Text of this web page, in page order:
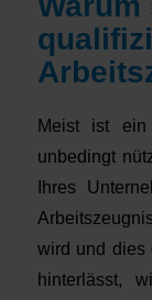
Meist ist ein
unbedingt
Ihres
wird und dies
hinterlässt,